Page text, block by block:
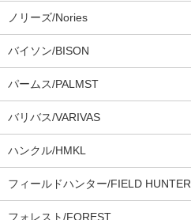
ノリーズ/Nories
バイソン/BISON
パームス/PALMST
バリバス/VARIVAS
ハンクル/HMKL
フィールドハンター/FIELD HUNTER
フォレスト/FOREST